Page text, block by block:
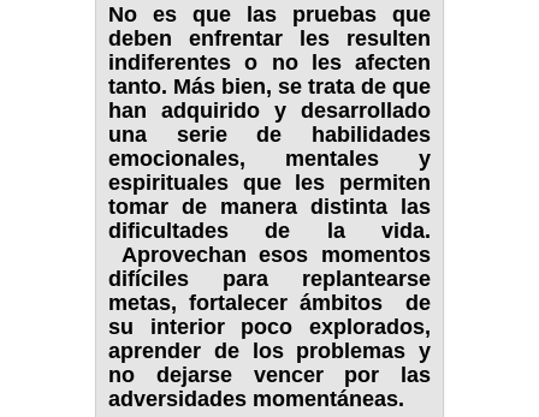
No es que las pruebas que
deben enfrentar les resulten
indiferentes o no les afecten
tanto. Más bien, se trata de que
han adquirido y desarrollado
una serie de habilidades
emocionales, mentales y
espirituales que les permiten
tomar de manera distinta las
dificultades de la vida.
Aprovechan esos momentos
difíciles para replantearse
metas, fortalecer ámbitos de
su interior poco explorados,
aprender de los problemas y
no dejarse vencer por las
adversidades momentáneas.